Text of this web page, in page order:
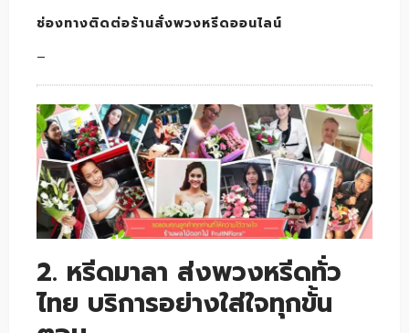
ช่องทางติดต่อร้านสั่งพวงหรีดออนไลน์
–
2. หรีดมาลา ส่งพวงหรีดทั่ว
ไทย บริการอย่างใส่ใจทุกขั้น